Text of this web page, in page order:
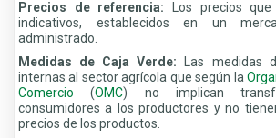
Precios de referencia: Los precios
indicativos, establecidos en un
administrado.
Medidas de Caja Verde: Las medidas
internas al sector agrícola que según la
Comercio (OMC) no implican
consumidores a los productores y no
precios de los productos.